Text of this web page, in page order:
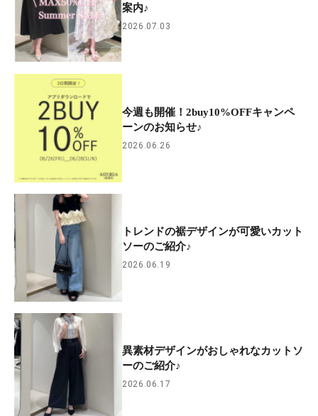
案内♪
2026.07.03
今週も開催！2buy10%OFFキャンペ
ーンのお知らせ♪
2026.06.26
トレンドの裾デザインが可愛いカット
ソーのご紹介♪
2026.06.19
異素材デザインがおしゃれなカットソ
ーのご紹介♪
2026.06.17